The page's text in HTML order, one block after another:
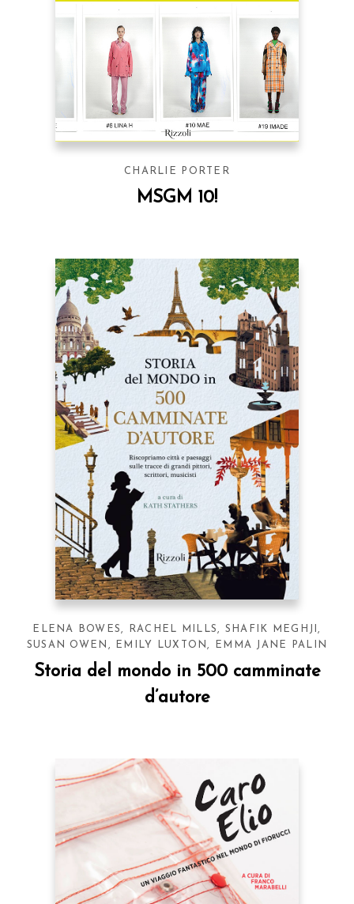
CHARLIE PORTER
MSGM 10!
ELENA BOWES , RACHEL MILLS , SHAFIK MEGHJI ,
SUSAN OWEN , EMILY LUXTON , EMMA JANE PALIN
Storia del mondo in 500 camminate
d’autore